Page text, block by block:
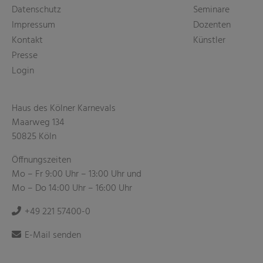
Datenschutz
Impressum
Kontakt
Presse
Login
Seminare
Dozenten
Künstler
Haus des Kölner Karnevals
Maarweg 134
50825 Köln
Öffnungszeiten
Mo – Fr 9:00 Uhr – 13:00 Uhr und
Mo – Do 14:00 Uhr – 16:00 Uhr
+49 221 57400-0
E-Mail senden